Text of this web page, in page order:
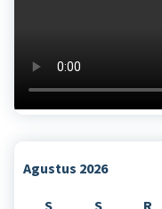
Agustus 2026